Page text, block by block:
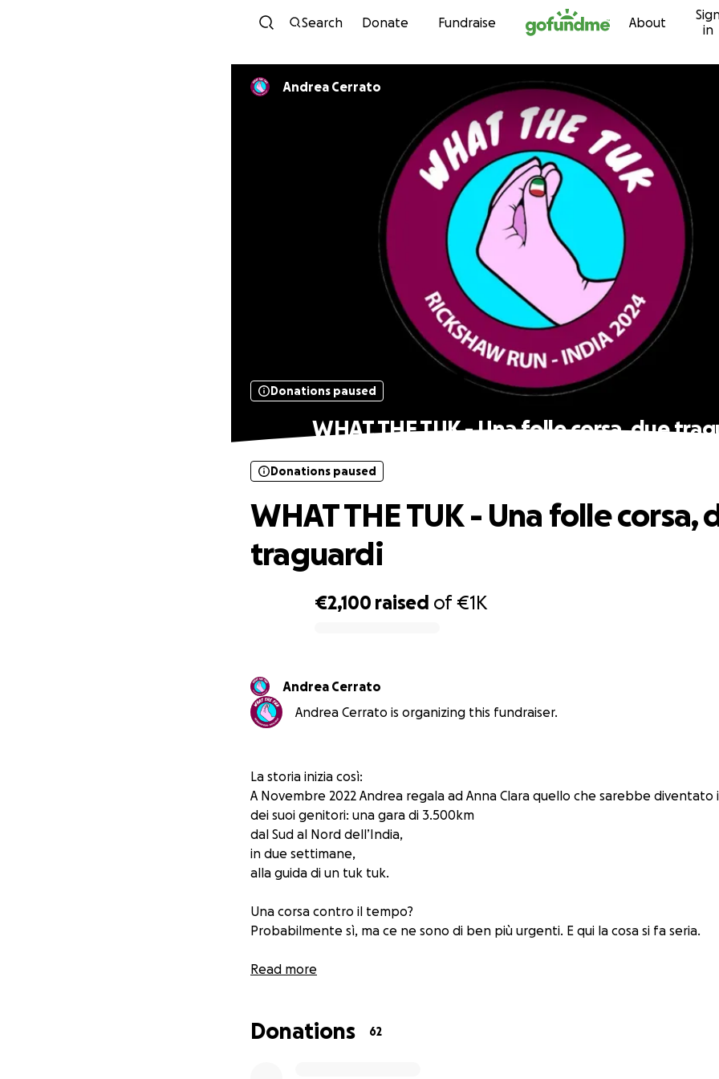
Skip to content
Search Donate Fundraise About
in
Andrea Cerrato
Donations paused
WHAT THE TUK - Una folle corsa, due
€2,100 raised of€1K
Donations paused
WHAT THE TUK - Una folle corsa,
traguardi
Andrea Cerrato
Andrea Cerrato is organizing this fundraiser.
La storia inizia così:
A Novembre 2022 Andrea regala ad Anna Clara quello che sarebbe
dei suoi genitori: una gara di 3.500km
dal Sud al Nord dell’India,
in due settimane,
alla guida di un tuk tuk.
Una corsa contro il tempo?
Probabilmente sì, ma ce ne sono di ben più urgenti. E qui la cosa si fa seria.
Dicembre 2023:
-Cool Earth, associazione nata per contribuire alla salvaguardia del polmone
Read more
Donations 62